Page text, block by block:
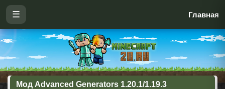
☰ Главная
Мод Advanced Generators 1.20.1/1.19.3